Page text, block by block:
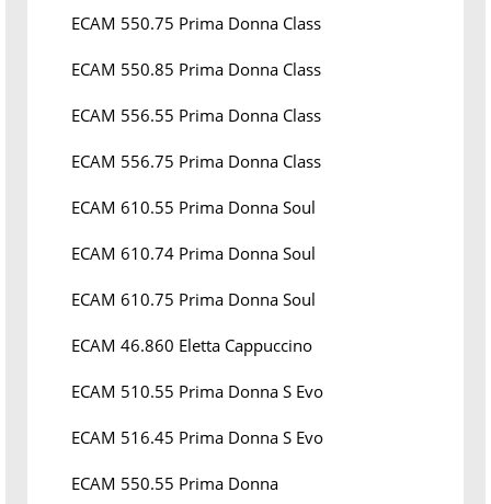
ECAM 550.75 Prima Donna Class
ECAM 550.85 Prima Donna Class
ECAM 556.55 Prima Donna Class
ECAM 556.75 Prima Donna Class
ECAM 610.55 Prima Donna Soul
ECAM 610.74 Prima Donna Soul
ECAM 610.75 Prima Donna Soul
ECAM 46.860 Eletta Cappuccino
ECAM 510.55 Prima Donna S Evo
ECAM 516.45 Prima Donna S Evo
ECAM 550.55 Prima Donna